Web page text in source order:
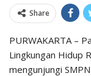
Share
PURWAKARTA –
Lingkungan Hidup
mengunjungi